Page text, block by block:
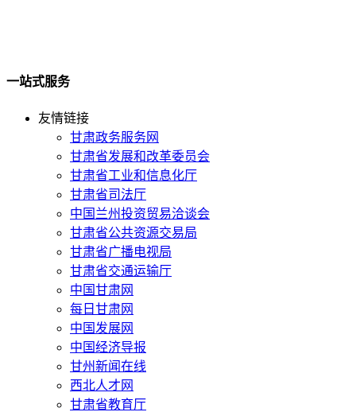
一站式服务
友情链接
甘肃政务服务网
甘肃省发展和改革委员会
甘肃省工业和信息化厅
甘肃省司法厅
中国兰州投资贸易洽谈会
甘肃省公共资源交易局
甘肃省广播电视局
甘肃省交通运输厅
中国甘肃网
每日甘肃网
中国发展网
中国经济导报
甘州新闻在线
西北人才网
甘肃省教育厅